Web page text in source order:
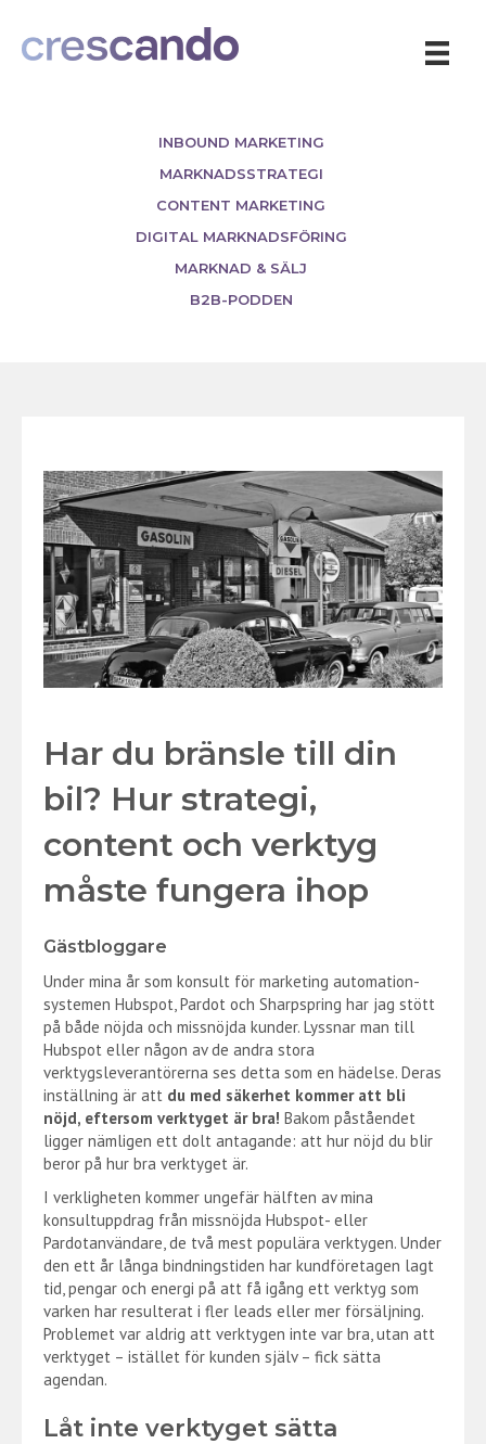
INBOUND MARKETING
MARKNADSSTRATEGI
CONTENT MARKETING
DIGITAL MARKNADSFÖRING
MARKNAD & SÄLJ
B2B-PODDEN
Har du bränsle till din
bil? Hur strategi,
content och verktyg
måste fungera ihop
Gästbloggare
Under mina år som konsult för marketing automation-
systemen Hubspot, Pardot och Sharpspring har jag stött
på både nöjda och missnöjda kunder. Lyssnar man till
Hubspot eller någon av de andra stora
verktygsleverantörerna ses detta som en hädelse. Deras
inställning är att du med säkerhet kommer att bli
nöjd, eftersom verktyget är bra! Bakom påståendet
ligger nämligen ett dolt antagande: att hur nöjd du blir
beror på hur bra verktyget är.
I verkligheten kommer ungefär hälften av mina
konsultuppdrag från missnöjda Hubspot- eller
Pardotanvändare, de två mest populära verktygen. Under
den ett år långa bindningstiden har kundföretagen lagt
tid, pengar och energi på att få igång ett verktyg som
varken har resulterat i fler leads eller mer försäljning.
Problemet var aldrig att verktygen inte var bra, utan att
verktyget – istället för kunden själv – fick sätta
agendan.
Låt inte verktyget sätta